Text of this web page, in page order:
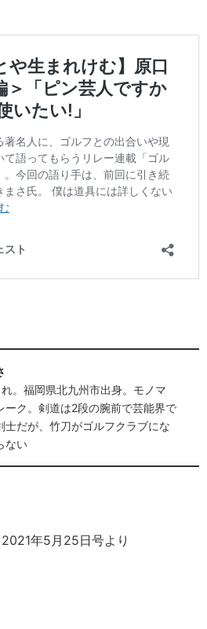
。福岡県北九州市出身。モノマ
ーク。剣道は2段の腕前で芸能界で
士だが、竹刀がゴルフクラブにな
ない
年5月25日号より